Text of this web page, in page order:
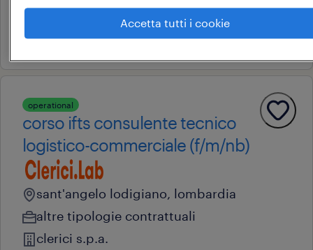
25 giugno 2026
operational
corso ifts consulente tecnico
logistico-commerciale (f/m/nb)
sant'angelo lodigiano, lombardia
altre tipologie contrattuali
clerici s.p.a.
Accetta tutti i cookie